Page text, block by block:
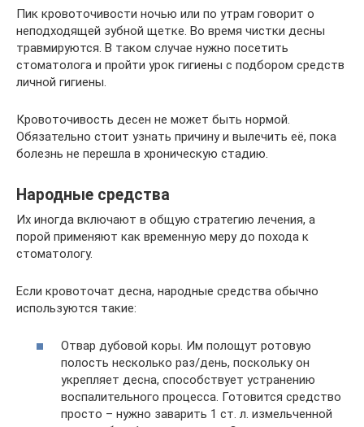
Пик кровоточивости ночью или по утрам говорит о
неподходящей зубной щетке. Во время чистки десны
травмируются. В таком случае нужно посетить
стоматолога и пройти урок гигиены с подбором средств
личной гигиены.
Кровоточивость десен не может быть нормой.
Обязательно стоит узнать причину и вылечить её, пока
болезнь не перешла в хроническую стадию.
Народные средства
Их иногда включают в общую стратегию лечения, а
порой применяют как временную меру до похода к
стоматологу.
Если кровоточат десна, народные средства обычно
используются такие:
Отвар дубовой коры. Им полощут ротовую
полость несколько раз/день, поскольку он
укрепляет десна, способствует устранению
воспалительного процесса. Готовится средство
просто – нужно заварить 1 ст. л. измельченной